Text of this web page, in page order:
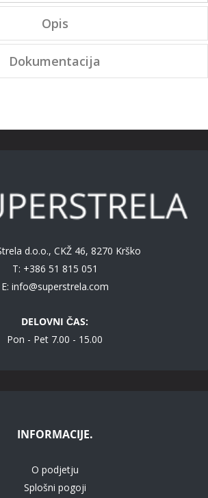
Opis
Dokumentacija
d.o.o., CKŽ 46, 8270 Krško
T: +386 51 815 051
E: info@superstrela.com
DELOVNI ČAS:
Pon - Pet 7.00 - 15.00
INFORMACIJE.
O podjetju
Splošni pogoji